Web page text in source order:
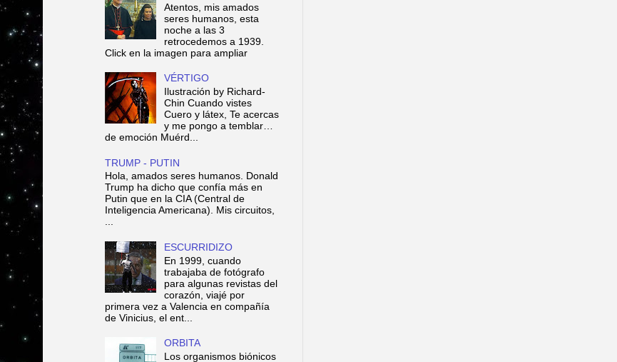
Atentos, mis amados
seres humanos, esta
noche a las 3
retrocedemos a 1939.
Click en la imagen para ampliar
VÉRTIGO
Ilustración by Richard-
Chin Cuando vistes
Cuero y látex, Te acercas
y me pongo a temblar…
de emoción Muérd...
TRUMP - PUTIN
Hola, amados seres humanos. Donald
Trump ha dicho que confía más en
Putin que en la CIA (Central de
Inteligencia Americana). Mis circuitos,
...
ESCURRIDIZO
En 1999, cuando
trabajaba de fotógrafo
para algunas revistas del
corazón, viajé por
primera vez a Valencia en compañía
de Vinicius, el ent...
ORBITA
Los organismos biónicos